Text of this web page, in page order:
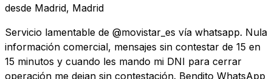
desde Madrid, Madrid
Servicio lamentable de @movistar_es vía whatsapp. Nula
información comercial, mensajes sin contestar de 15 en
15 minutos y cuando les mando mi DNI para cerrar
operación me dejan sin contestación. Bendito WhatsApp